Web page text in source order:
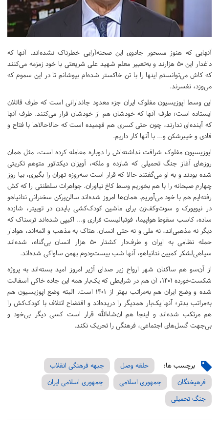
آنهایی که هنوز مسحور جادوی این صحنه‌آرایی خطرناک نشده‌اند. آنها که
داغدار این ۵۰ هزارند و به‌تعبیر معلم شهید علی شریعتی با خود زمزمه می‌کنند
که کاش می‌توانستم اینها را با تن خاکستر شده‌ام بپوشانم تا در این سموم که
می‌وزد، نفسرند.
این وسط اپوزیسیون مفلوک ایران جزء معدود جاندارانی است که طرف قاتلان
ایستاده است؛ طرف آنها که خودشان هم از خودشان فرار می‌کنند. طرف آنها
که آینده‌ای ندارند، چون حتی کسری هم فهمیده است که حالاحالا‌ها با فتاح و
فادی و خیبرشکن و... با آنها کار داریم.
اپوزیسیون مفلوک شرافت نداشته‌اش را دوباره معامله کرده است، مثل همان
روزهای آغاز جنگ تحمیلی که شازده و ملکه، آویزان دیکتاتور متوهم تکریتی
شده بودند و به او می‌گفتند حالا که قرار است سه‌روزه تهران را بگیری، بیا روز
چهارم صبحانه را با هم بخوریم وسط کاخ نیاوران. جواهرات سلطنتی را که کش
رفته‌ایم هم با خود می‌آوریم. همان‌ها امروز شده‌اند سالن‌پرکن سخنرانی نتانیاهو
در نیویورک و سوت‌وکف‌زن برای ماشین کودک‌کشی بایدن در توییتر، شازده‌
ساده، کاسب سقوط هواپیما، فوتبالیست فراری و... اکیپی شده‌اند ترسناک که
دیگر نه مذهبی‌اند، نه ملی و نه حتی انسان. هتاک به مذهب و ائمه‌اند، هوادار
حمله‌ نظامی به ایران و طرف‌دار کشتار ۵۰ هزار انسان بی‌گناه، شده‌اند
سیاهی‌لشکر کمپین نتانیاهو، آنها شب بیست‌ودوم بهمن ساواکی شده‌اند.
از آن‌سو هم ساکنان شهر ارواح زیر صدای آژیر امروز امید بسته‌اند به پروژه‌
شکست‌خورده‌ ۱۴۰۱، آن هم در شرایطی که یک‌بار همه‌ این جاده خاکی آسفالت
شده و وضع ایران هم به‌مراتب بهتر از ۱۴۰۱ است. البته وضع اپوزیسیون هم
به‌مراتب بدتر؛ آنها یک‌بار همدیگر را دریده‌اند و افتضاح ائتلاف با کودک‌کش را
هم مرتکب شده‌اند و اینجا هم ان‌شاءالله قرار است کسی دیگر بی‌خود و
بی‌جهت گسل‌های اجتماعی، فرهنگی را تحریک نکند.
برچسب ها: حلقه وصل
جبهه فرهنگی انقلاب
فرهیختگان
جمهوری اسلامی
جمهوری اسلامی ایران
جنگ تحمیلی